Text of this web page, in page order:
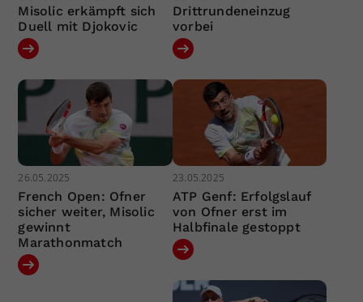
Misolic erkämpft sich
Duell mit Djokovic
Drittrundeneinzug
vorbei
26.05.2025
French Open: Ofner
sicher weiter, Misolic
gewinnt
Marathonmatch
23.05.2025
ATP Genf: Erfolgslauf
von Ofner erst im
Halbfinale gestoppt